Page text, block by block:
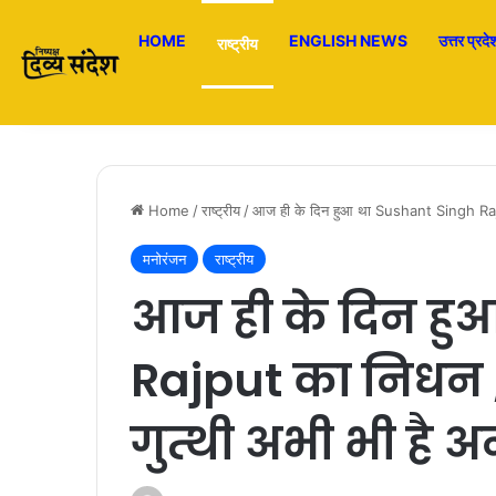
HOME राष्ट्रीय ENGLISH NEWS उत्तर
Home /राष्ट्रीय /आज ही के दिन हुआ था Sushant Singh
मनोरंजन राष्ट्रीय
आज ही के दिन
Rajput का
गुत्थी अभी भी है